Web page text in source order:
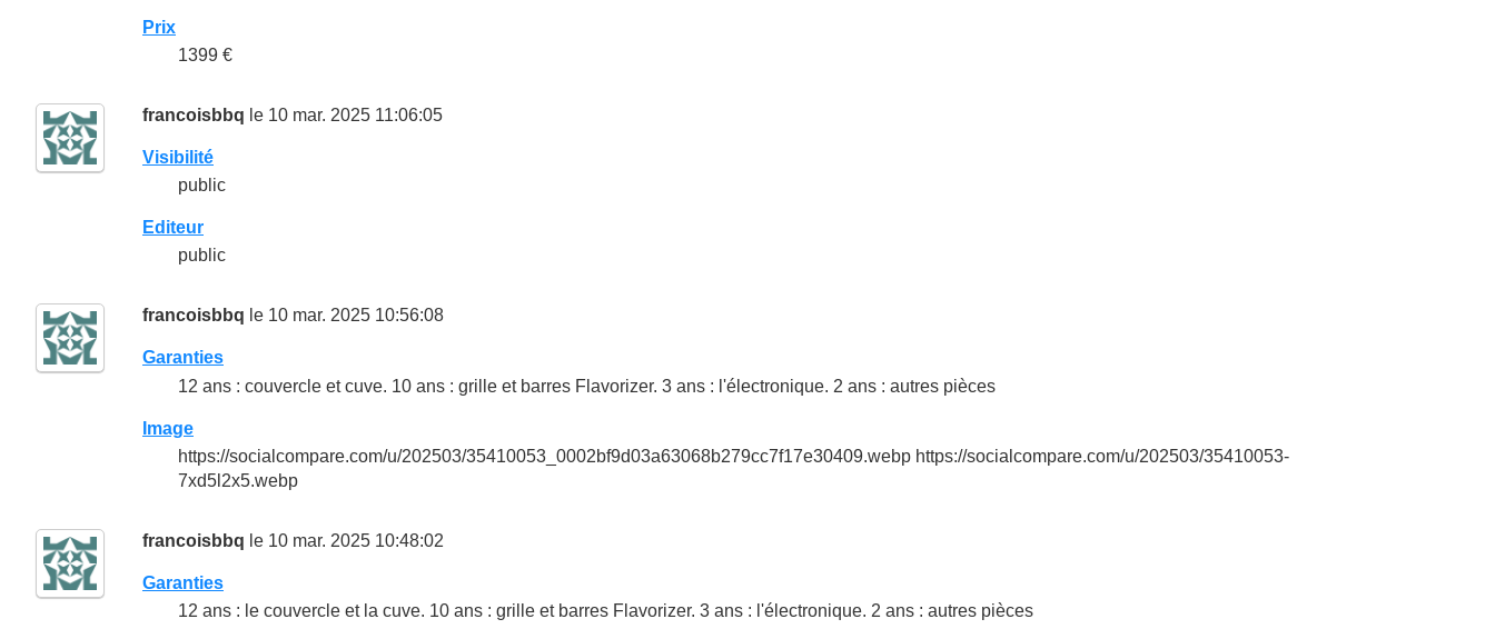
Prix
1399 €
francoisbbq le 10 mar. 2025 11:06:05
Visibilité
public
Editeur
public
francoisbbq le 10 mar. 2025 10:56:08
Garanties
12 ans : couvercle et cuve. 10 ans : grille et barres Flavorizer. 3 ans : l'électronique. 2 ans : autres pièces
Image
https://socialcompare.com/u/202503/35410053_0002bf9d03a63068b279cc7f17e30409.webp https://socialcompare.com/u/202503/35410053-
7xd5l2x5.webp
francoisbbq le 10 mar. 2025 10:48:02
Garanties
12 ans : le couvercle et la cuve. 10 ans : grille et barres Flavorizer. 3 ans : l'électronique. 2 ans : autres pièces